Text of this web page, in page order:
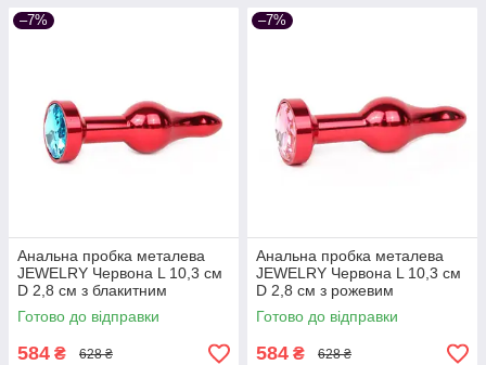
–7%
Анальна пробка металева
JEWELRY Червона L 10,3 см
D 2,8 см з блакитним
кристалом - online
multimarket Love&Life
Готово до відправки
584 ₴ 628 ₴
–7%
Анальна пробка металева
JEWELRY Червона L 10,3 см
D 2,8 см з рожевим
кристалом - online
multimarket Love&Life -online-
Готово до відправки
584 ₴ 628 ₴